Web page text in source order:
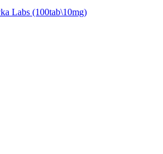
Labs (100tab\10mg)